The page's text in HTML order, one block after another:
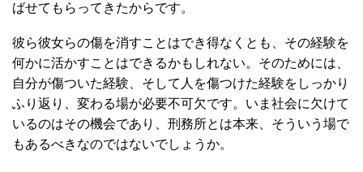
ばせてもらってきたからです。
彼ら彼女らの傷を消すことはでき得なくとも、その経験を
何かに活かすことはできるかもしれない。そのためには、
自分が傷ついた経験、そして人を傷つけた経験をしっかり
ふり返り、変わる場が必要不可欠です。いま社会に欠けて
いるのはその機会であり、刑務所とは本来、そういう場で
もあるべきなのではないでしょうか。